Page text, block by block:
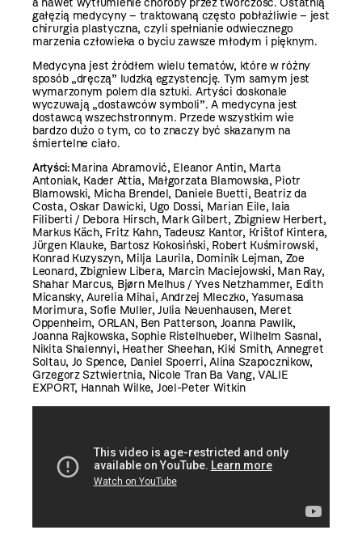
gałęzią medycyny – traktowaną często pobłażliwie – jest
chirurgia plastyczna, czyli spełnianie odwiecznego
marzenia człowieka o byciu zawsze młodym i pięknym.
Medycyna jest źródłem wielu tematów, które w różny
sposób „dręczą” ludzką egzystencję. Tym samym jest
wymarzonym polem dla sztuki. Artyści doskonale
wyczuwają „dostawców symboli”. A medycyna jest
dostawcą wszechstronnym. Przede wszystkim wie
bardzo dużo o tym, co to znaczy być skazanym na
śmiertelne ciało.
Artyści:Marina Abramović, Eleanor Antin, Marta
Antoniak, Kader Attia, Małgorzata Blamowska, Piotr
Blamowski, Micha Brendel, Daniele Buetti, Beatriz da
Costa, Oskar Dawicki, Ugo Dossi, Marian Eile, Iaia
Filiberti / Debora Hirsch, Mark Gilbert, Zbigniew Herbert,
Markus Käch, Fritz Kahn, Tadeusz Kantor, Krištof Kintera,
Jürgen Klauke, Bartosz Kokosiński, Robert Kuśmirowski,
Konrad Kuzyszyn, Milja Laurila, Dominik Lejman, Zoe
Leonard, Zbigniew Libera, Marcin Maciejowski, Man Ray,
Shahar Marcus, Bjørn Melhus / Yves Netzhammer, Edith
Micansky, Aurelia Mihai, Andrzej Mleczko, Yasumasa
Morimura, Sofie Muller, Julia Neuenhausen, Meret
Oppenheim, ORLAN, Ben Patterson, Joanna Pawlik,
Joanna Rajkowska, Sophie Ristelhueber, Wilhelm Sasnal,
Nikita Shalennyi, Heather Sheehan, Kiki Smith, Annegret
Soltau, Jo Spence, Daniel Spoerri, Alina Szapocznikow,
Grzegorz Sztwiertnia, Nicole Tran Ba Vang, VALIE
EXPORT, Hannah Wilke, Joel-Peter Witkin